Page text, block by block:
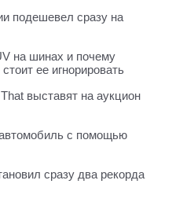
подешевел сразу на
на шинах и почему
ее игнорировать
выставят на аукцион
с помощью
сразу два рекорда